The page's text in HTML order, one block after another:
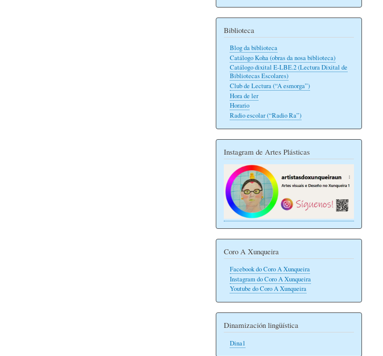
Biblioteca
Blog da biblioteca
Catálogo Koha (obras da nosa biblioteca)
Catálogo dixital E-LBE.2 (Lectura Dixital de
Bibliotecas Escolares)
Club de Lectura (“A esmorga”)
Hora de ler
Horario
Radio escolar (“Radio Ra”)
Instagram de Artes Plásticas
Coro A Xunqueira
Facebook do Coro A Xunqueira
Instagram do Coro A Xunqueira
Youtube do Coro A Xunqueira
Dinamización lingüística
Dina1